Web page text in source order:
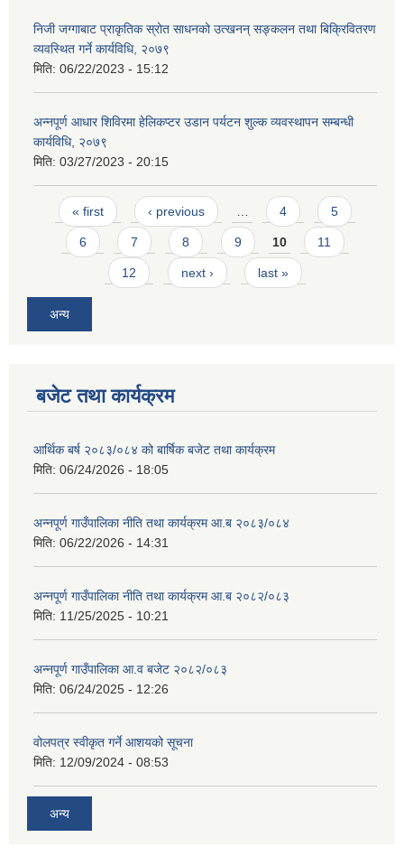
निजी जग्गाबाट प्राकृतिक स्रोत साधनको उत्खनन् सङ्कलन तथा बिक्रिवितरण
व्यवस्थित गर्ने कार्यविधि, २०७९
मिति: 06/22/2023 - 15:12
अन्नपूर्ण आधार शिविरमा हेलिकप्टर उडान पर्यटन शुल्क व्यवस्थापन सम्बन्धी
कार्यविधि, २०७९
मिति: 03/27/2023 - 20:15
Pages
« first ‹ previous 4 5
6 7 8 9 10 11
12 next › last »
अन्य
बजेट तथा कार्यक्रम
आर्थिक बर्ष २०८३/०८४ को बार्षिक बजेट तथा कार्यक्रम
मिति: 06/24/2026 - 18:05
अन्नपूर्ण गाउँपालिका नीति तथा कार्यक्रम आ.ब २०८३/०८४
मिति: 06/22/2026 - 14:31
अन्नपूर्ण गाउँपालिका नीति तथा कार्यक्रम आ.ब २०८२/०८३
मिति: 11/25/2025 - 10:21
अन्नपूर्ण गाउँपालिका आ.व बजेट २०८२/०८३
मिति: 06/24/2025 - 12:26
वोलपत्र स्वीकृत गर्ने आशयको सूचना
मिति: 12/09/2024 - 08:53
अन्य